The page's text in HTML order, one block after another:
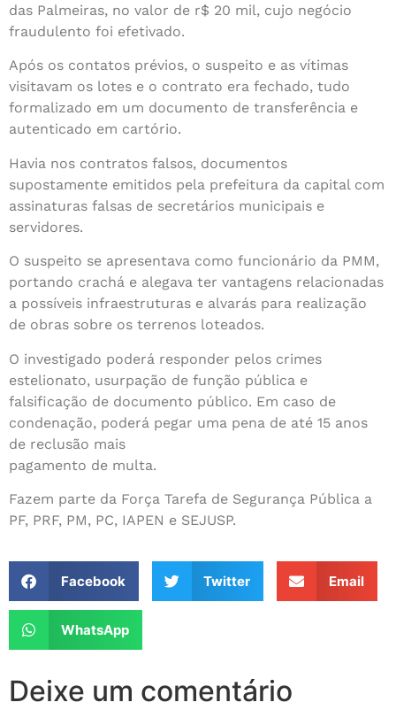
das Palmeiras, no valor de r$ 20 mil, cujo negócio
fraudulento foi efetivado.
Após os contatos prévios, o suspeito e as vítimas
visitavam os lotes e o contrato era fechado, tudo
formalizado em um documento de transferência e
autenticado em cartório.
Havia nos contratos falsos, documentos
supostamente emitidos pela prefeitura da capital com
assinaturas falsas de secretários municipais e
servidores.
O suspeito se apresentava como funcionário da PMM,
portando crachá e alegava ter vantagens relacionadas
a possíveis infraestruturas e alvarás para realização
de obras sobre os terrenos loteados.
O investigado poderá responder pelos crimes
estelionato, usurpação de função pública e
falsificação de documento público. Em caso de
condenação, poderá pegar uma pena de até 15 anos
de reclusão mais
pagamento de multa.
Fazem parte da Força Tarefa de Segurança Pública a
PF, PRF, PM, PC, IAPEN e SEJUSP.
Facebook Twitter Email
WhatsApp
Deixe um comentário